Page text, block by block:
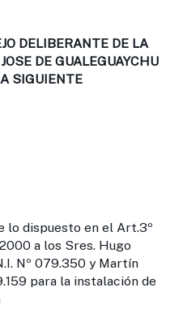
DELIBERANTE DE LA
DE GUALEGUAYCHU
SIGUIENTE
lo dispuesto en el Art.3º
a los Sres. Hugo
Nº 079.350 y Martín
para la instalación de